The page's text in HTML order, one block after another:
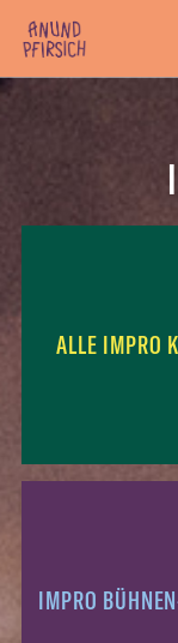
Zum Inhalt springen
ALLE IMPRO
IMPRO